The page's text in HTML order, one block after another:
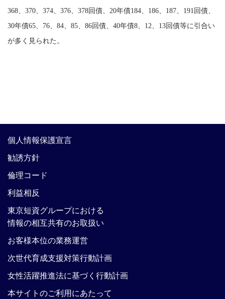
368、370、374、376、378回債、20年債184、186、187、191回債、
30年債65、76、84、85、86回債、40年債8、12、13回債等に引合い
が多く見られた。
個人情報保護宣言
勧誘方針
倫理コード
利益相反
東京短資グループにおける
情報の相互共有のお取扱い
お客様本位の業務運営
次世代育成支援対策行動計画
女性活躍推進法に基づく行動計画
本サイトのご利用にあたって